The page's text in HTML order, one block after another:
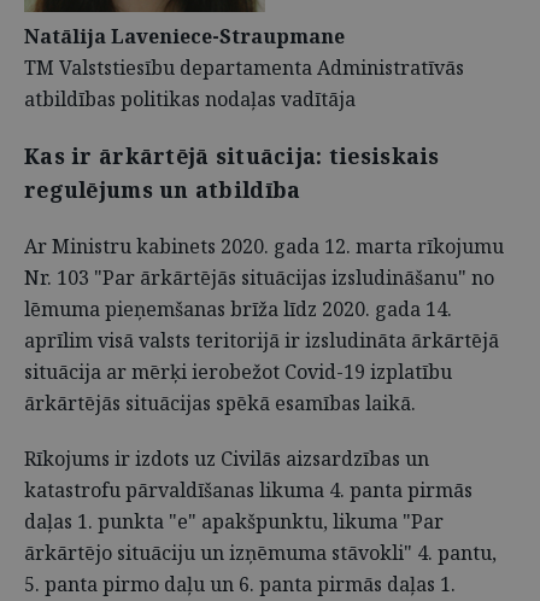
Natālija Laveniece-Straupmane
TM Valststiesību departamenta Administratīvās
atbildības politikas nodaļas vadītāja
Kas ir ārkārtējā situācija: tiesiskais
regulējums un atbildība
Ar Ministru kabinets 2020. gada 12. marta rīkojumu
Nr. 103 "Par ārkārtējās situācijas izsludināšanu" no
lēmuma pieņemšanas brīža līdz 2020. gada 14.
aprīlim visā valsts teritorijā ir izsludināta ārkārtējā
situācija ar mērķi ierobežot Covid-19 izplatību
ārkārtējās situācijas spēkā esamības laikā.
Rīkojums ir izdots uz Civilās aizsardzības un
katastrofu pārvaldīšanas likuma 4. panta pirmās
daļas 1. punkta "e" apakšpunktu, likuma "Par
ārkārtējo situāciju un izņēmuma stāvokli" 4. pantu,
5. panta pirmo daļu un 6. panta pirmās daļas 1.